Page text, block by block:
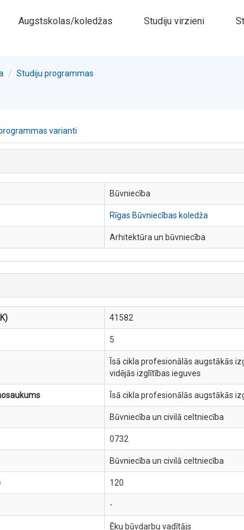
Augstskolas/koledžas Studiju virzieni
Studiju programmas
varianti
Būvniecība
Rīgas Būvniecības koledža
Arhitektūra un būvniecība
41582
5
Īsā cikla profesionālās augstākās
vidējās izglītības ieguves
Īsā cikla profesionālās augstākās
Būvniecība un civilā celtniecība
0732
Būvniecība un civilā celtniecība
120
-
Ēku būvdarbu vadītājs